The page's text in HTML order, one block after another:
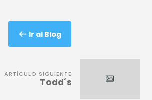
Ir al Blog
ARTÍCULO SIGUIENTE
Todd´s